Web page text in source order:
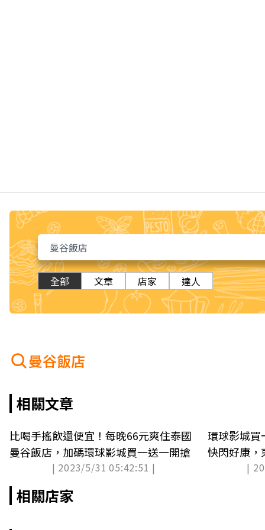
全部 文章 店家 達人
曼谷飯店
相關文章
比喝手搖飲還便宜！每晚66元爽住泰國
曼谷飯店，加碼環球影城買一送一開搶
| 2023/5/31 05:42:51 |
環球影城
快閃好康，
|
相關店家